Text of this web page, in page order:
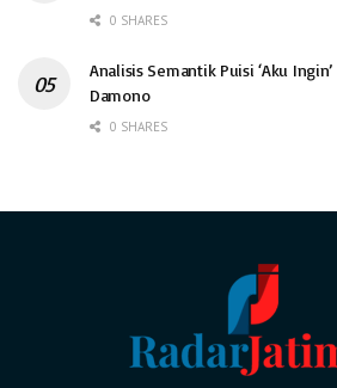
0 SHARES
Analisis Semantik Puisi ‘Aku
Damono
0 SHARES